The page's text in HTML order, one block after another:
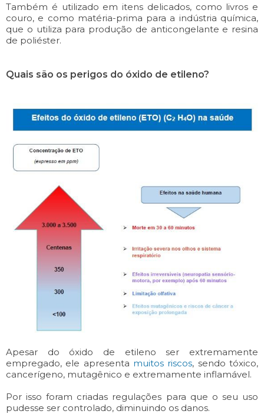
Também é utilizado em itens delicados, como livros e
couro, e como matéria-prima para a indústria química,
que o utiliza para produção de anticongelante e resina
de poliéster.
Quais são os perigos do óxido de etileno?
Apesar do óxido de etileno ser extremamente
empregado, ele apresenta muitos riscos, sendo tóxico,
cancerígeno, mutagênico e extremamente inflamável.
Por isso foram criadas regulações para que o seu uso
pudesse ser controlado, diminuindo os danos.